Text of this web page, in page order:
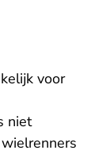
voor
niet